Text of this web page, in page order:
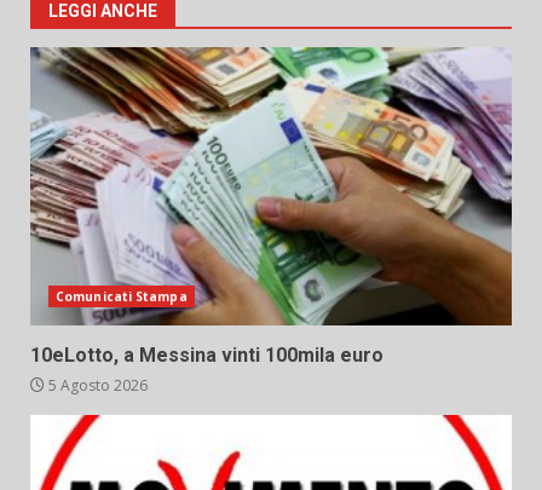
LEGGI ANCHE
Comunicati Stampa
10eLotto, a Messina vinti 100mila euro
5 Agosto 2026